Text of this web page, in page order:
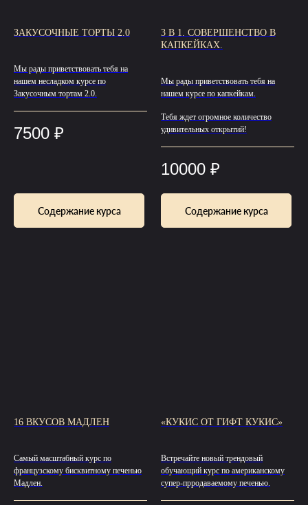
ЗАКУСОЧНЫЕ ТОРТЫ 2.0
Мы рады приветствовать тебя на
нашем несладком курсе по
Закусочным тортам 2.0.
7500 ₽
Содержание курса
3 В 1. СОВЕРШЕНСТВО В
КАПКЕЙКАХ.
Мы рады приветствовать тебя на
нашем курсе по капкейкам.
Тебя ждет огромное количество
удивительных открытий!
10000 ₽
Содержание курса
16 ВКУСОВ МАДЛЕН
Самый масштабный курс по
французскому бисквитному печенью
Мадлен.
«КУКИС ОТ ГИФТ КУКИС»
Встречайте новый трендовый
обучающий курс по американскому
супер-прродаваемому печенью.